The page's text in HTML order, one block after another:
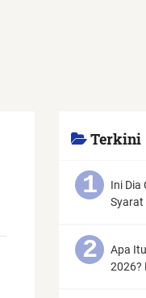
Terkini
Ini Dia
Syarat
Apa
2026?